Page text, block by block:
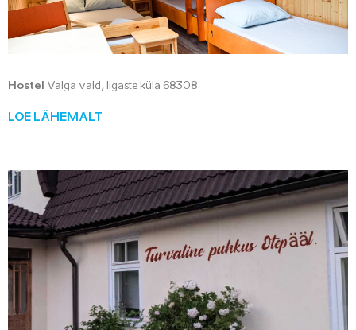
Hostel Valga vald, Iigaste küla 68308
LOE LÄHEMALT